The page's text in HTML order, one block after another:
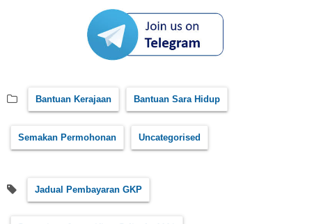
Bantuan Kerajaan Bantuan Sara Hidup
Semakan Permohonan Uncategorised
Jadual Pembayaran GKP